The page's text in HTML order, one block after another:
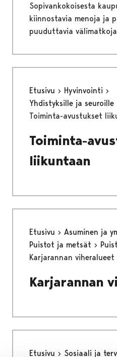
Sopivankokoisesta
kiinnostavia menoja ja
puuduttavia
Etusivu
Hyvinvointi
Yhdistyksille ja seuroille
Toiminta-avustukset
Toiminta-
liikuntaan
Etusivu
Asuminen ja
Puistot ja metsät
Karjarannan viheralueet
Karjarannan
Etusivu Sosiaali ja